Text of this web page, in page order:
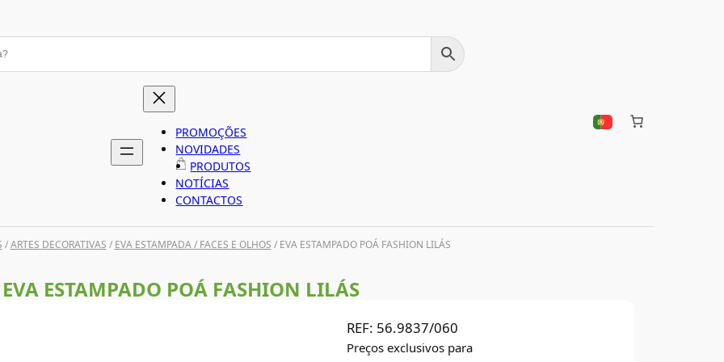
PROMOÇÕES
NOVIDADES
PRODUTOS
NOTÍCIAS
CONTACTOS
/ARTES DECORATIVAS / EVA ESTAMPADA / FACES E OLHOS / EVA ESTAMPADO POÁ FASHION LILÁS
EVA ESTAMPADO POÁ FASHION LILÁS
REF: 56.9837/060
Preços exclusivos para